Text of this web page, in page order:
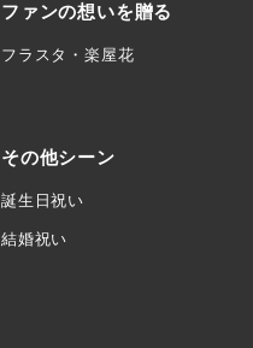
ファンの想いを贈る
フラスタ・楽屋花
その他シーン
誕生日祝い
結婚祝い